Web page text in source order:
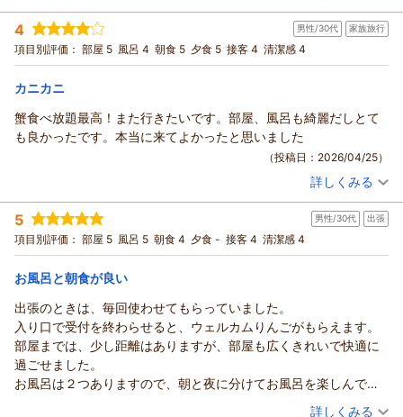
当館の飲料インクルーシブサービスにご満足いただけたとのこ
と、大変嬉しく拝読いたしました。
一方で、ラウンジのおつまみの種類につきましては、貴重なご
意見をお寄せいただき、誠にありがとうございます。
今後、よりご満足いただけるサービスをご提供できるよう、内
また、お一人様でもご利用いただきやすい宿泊プランにつきま
しても、今後のプラン造成の参考とさせていただきます。
桜の季節はもちろん、新緑や夏の青森ねぶた祭、秋の紅葉、そ
して冬の雪景色と、青森には四季折々の魅力がございます。
ぜひ季節を変えて、ホテルアップルランドへお越しいただけま
したら幸いです。
ゆう様のまたのお越しを、スタッフ一同心よりお待ち申し上げ
ております。
アップルおもてなし向上委員会
投稿者： トオルさん(男性/70代)
宿泊プラン： アワビの踊り焼き付き♪青森県産品をおりこんだバイキング＜
ダイニング星の金貨＞★90分間セルフ飲み放題付
和洋室
宿泊価格帯： 30,001円以上(大人一人あたり/税込)
トオル様
この度は当ホテルにご宿泊いただき、誠にありがとうございま
今回のご投稿内容につきまして、厳しいご意見を真摯に受け止
め、早急に改善してまいりたいと考えております。
ご投稿いただきました「汁物以外は冷えていて美味しくなかっ
た」「料理の品数が少ない」といったご意見につきましては、
調理長・調理スタッフと共有し、さらにサービススタッフとも
話し合いを行いました。
を図りながら、改善に向けて議論を重ねてまいります。
また、「スタッフに元気がない」とのご意見につきましても、
全スタッフで共有し、モチベーションを高め、より活気のある
雰囲気づくりに努めてまいります。
今回は春の桜まつり期間でのご宿泊でしたが、夏には夏祭り、
秋には紅葉、冬にはお得な宿泊プランなど、年間を通してさま
4 男性/30代 家族旅行
項目別評価： 部屋 5 風呂 4 朝食 5 夕食 5 接客 4 清潔感 4
カニカニ
蟹食べ放題最高！また行きたいです。部屋、風呂も綺麗だしとて
も良かったです。本当に来てよかったと思いました
（投稿日：2026/04/25）
投稿者： Jashiさん(男性/30代)
宿泊プラン： 【冬の超得キャンペーン】期間限定！「ズワイガニ食べ放題
付」～バイキング＜ダイニング星の金貨＞
和室 朝・夕
宿泊価格帯： 15,001～16,000円(大人一人あたり/税込)
Jashi様
この度は当ホテルにご宿泊いただき、誠にありがとうございま
した。
また、心温まるご感想をお寄せいただきましたこと、重ねて御
礼申し上げます。
蟹の食べ放題をお楽しみいただけたとのこと、大変嬉しく拝読
詳しくみる
5 男性/30代 出張
項目別評価： 部屋 5 風呂 5 朝食 4 夕食 - 接客 4 清潔感 4
お風呂と朝食が良い
出張のときは、毎回使わせてもらっていました。
入り口で受付を終わらせると、ウェルカムりんごがもらえます。
部屋までは、少し距離はありますが、部屋も広くきれいで快適に
過ごせました。
お風呂は２つありますので、朝と夜に分けてお風呂を楽しんでい
（投稿日：2026/04/24）
詳しくみる